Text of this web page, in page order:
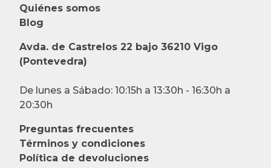
Quiénes somos
Blog
Avda. de Castrelos 22 bajo 36210 Vigo
(Pontevedra)
De lunes a Sábado: 10:15h a 13:30h - 16:30h a
20:30h
Preguntas frecuentes
Términos y condiciones
Política de devoluciones